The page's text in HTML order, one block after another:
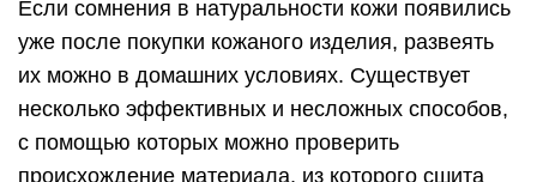
Если сомнения в натуральности кожи появились
уже после покупки кожаного изделия, развеять
их можно в домашних условиях. Существует
несколько эффективных и несложных способов,
с помощью которых можно проверить
происхождение материала, из которого сшита